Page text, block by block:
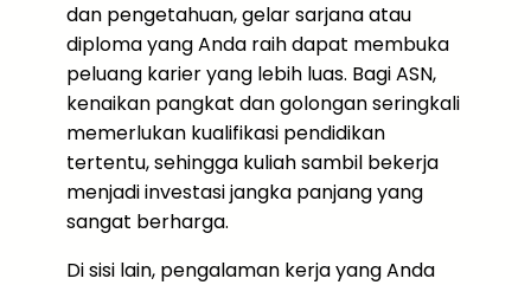
dan pengetahuan, gelar sarjana atau
diploma yang Anda raih dapat membuka
peluang karier yang lebih luas. Bagi ASN,
kenaikan pangkat dan golongan seringkali
memerlukan kualifikasi pendidikan
tertentu, sehingga kuliah sambil bekerja
menjadi investasi jangka panjang yang
sangat berharga.
Di sisi lain, pengalaman kerja yang Anda